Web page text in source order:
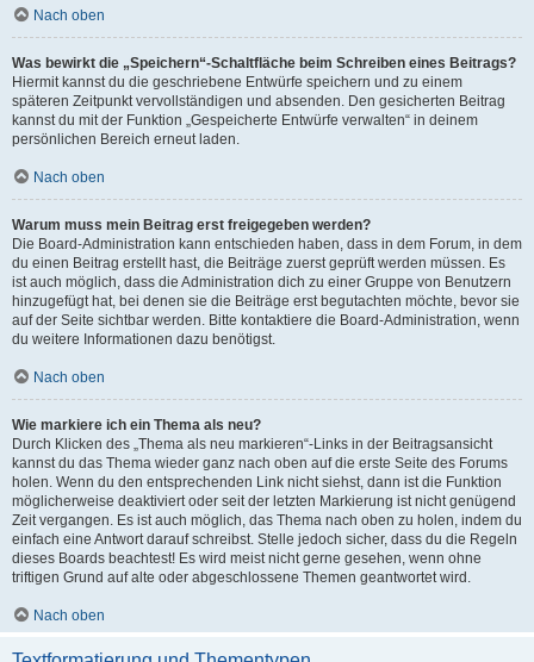
Nach oben
Was bewirkt die „Speichern“-Schaltfläche beim Schreiben eines Beitrags?
Hiermit kannst du die geschriebene Entwürfe speichern und zu einem
späteren Zeitpunkt vervollständigen und absenden. Den gesicherten Beitrag
kannst du mit der Funktion „Gespeicherte Entwürfe verwalten“ in deinem
persönlichen Bereich erneut laden.
Nach oben
Warum muss mein Beitrag erst freigegeben werden?
Die Board-Administration kann entschieden haben, dass in dem Forum, in dem
du einen Beitrag erstellt hast, die Beiträge zuerst geprüft werden müssen. Es
ist auch möglich, dass die Administration dich zu einer Gruppe von Benutzern
hinzugefügt hat, bei denen sie die Beiträge erst begutachten möchte, bevor sie
auf der Seite sichtbar werden. Bitte kontaktiere die Board-Administration, wenn
du weitere Informationen dazu benötigst.
Nach oben
Wie markiere ich ein Thema als neu?
Durch Klicken des „Thema als neu markieren“-Links in der Beitragsansicht
kannst du das Thema wieder ganz nach oben auf die erste Seite des Forums
holen. Wenn du den entsprechenden Link nicht siehst, dann ist die Funktion
möglicherweise deaktiviert oder seit der letzten Markierung ist nicht genügend
Zeit vergangen. Es ist auch möglich, das Thema nach oben zu holen, indem du
einfach eine Antwort darauf schreibst. Stelle jedoch sicher, dass du die Regeln
dieses Boards beachtest! Es wird meist nicht gerne gesehen, wenn ohne
triftigen Grund auf alte oder abgeschlossene Themen geantwortet wird.
Nach oben